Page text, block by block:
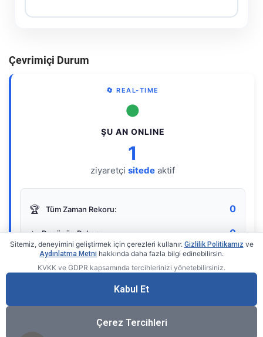
Çevrimiçi Durum
🔄 REAL-TIME
●
ŞU AN ONLINE
1
ziyaretçi sitede aktif
🏆 Tüm Zaman Rekoru: 0
⭐ Bugünün Rekoru: 0
Gerçek zamanlı sayaç
Sitemiz, deneyimini geliştirmek için çerezleri kullanır. Gizlilik Politikamız ve
Aydınlatma Metni hakkında daha fazla bilgi edinebilirsin.
KVKK ve GDPR kapsamında tercihlerinizi yönetebilirsiniz.
Kabul Et
Çerez Tercihleri